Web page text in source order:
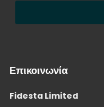
Επικοινωνία
Fidesta Limited